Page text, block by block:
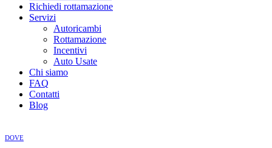
Richiedi rottamazione
Servizi
Autoricambi
Rottamazione
Incentivi
Auto Usate
Chi siamo
FAQ
Contatti
Blog
DOVE